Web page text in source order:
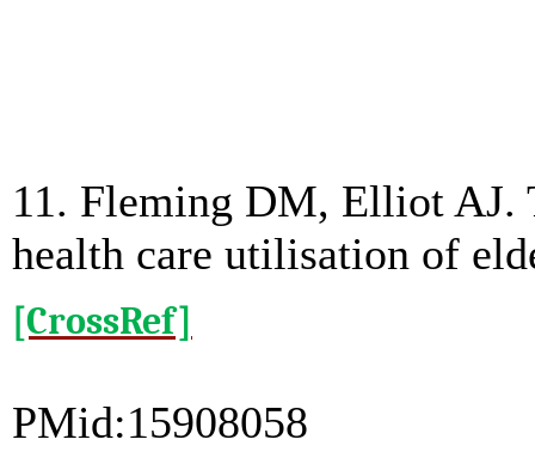
11. Fleming DM, Elliot AJ.
health care utilisation of
[CrossRef]
PMid:15908058